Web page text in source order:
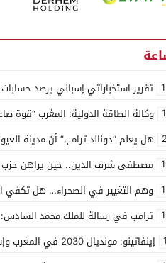
تقرير استخباراتي إسباني يرصد حسابات من الجزائر وأرقاما بـ”213+” ضمن
وكالة الطاقة الدولية: المغرب “قوة
هل يعلم “دونالد ترامب” أن مدينة
مصطفى شرف الدين.. حين يراهن حزب
وهم التغيير في الصحراء… هل تكفي
ترامب في رسالة للملك محمد
إينفاتينو: مونديال 2030 في المغرب وإسبانيا والبرتغال سيكون “الأجمل في التاريخ”